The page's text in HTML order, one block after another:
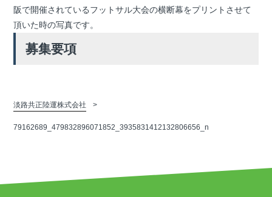
阪で開催されているフットサル大会の横断幕をプリントさせて
頂いた時の写真です。
募集要項
淡路共正陸運株式会社
79162689_479832896071852_3935831412132806656_n